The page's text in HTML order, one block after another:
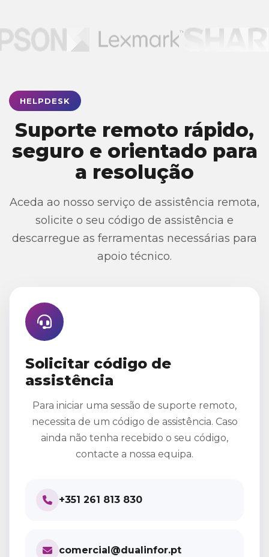
HELPDESK
Suporte remoto rápido,
seguro e orientado para
a resolução
Aceda ao nosso serviço de assistência remota,
solicite o seu código de assistência e
descarregue as ferramentas necessárias para
apoio técnico.
Solicitar código de
assistência
Para iniciar uma sessão de suporte remoto,
necessita de um código de assistência. Caso
ainda não tenha recebido o seu código,
contacte a nossa equipa.
+351 261 813 830
comercial@dualinfor.pt